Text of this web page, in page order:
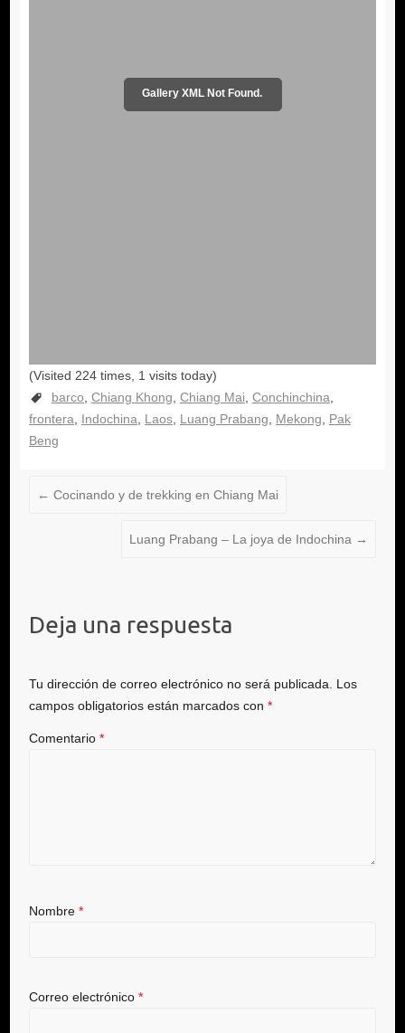
Gallery XML Not Found.
barco Chiang Khong Chiang Mai Conchinchina
frontera
Indochina Laos Luang Prabang Mekong
Pak
Beng
← Cocinando y de trekking en Chiang Mai
Luang Prabang – La joya de Indochina →
Deja una respuesta
Tu dirección de correo electrónico no será publicada. Los
campos obligatorios están marcados con *
Comentario *
Nombre *
Correo electrónico *